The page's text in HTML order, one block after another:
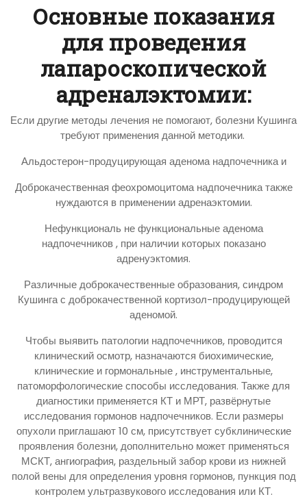
Основные показания
для проведения
лапароскопической
адреналэктомии:
Если другие методы лечения не помогают, болезни Кушинга
требуют применения данной методики.
Альдостерон-продуцирующая аденома надпочечника и
Доброкачественная феохромоцитома надпочечника также
нуждаются в применении адренаэктомии.
Нефункциональ не функциональные аденома
надпочечников , при наличии которых показано
адренуэктомия.
Различные доброкачественные образования, синдром
Кушинга с доброкачественной кортизол-продуцирующей
аденомой.
Чтобы выявить патологии надпочечников, проводится
клинический осмотр, назначаются биохимические,
клинические и гормональные , инструментальные,
патоморфологические способы исследования. Также для
диагностики применяется КТ и МРТ, развёрнутые
исследования гормонов надпочечников. Если размеры
опухоли приглашают 10 см, присутствует субклинические
проявления болезни, дополнительно может применяться
МСКТ, ангиография, раздельный забор крови из нижней
полой вены для определения уровня гормонов, пункция под
контролем ультразвукового исследования или КТ.